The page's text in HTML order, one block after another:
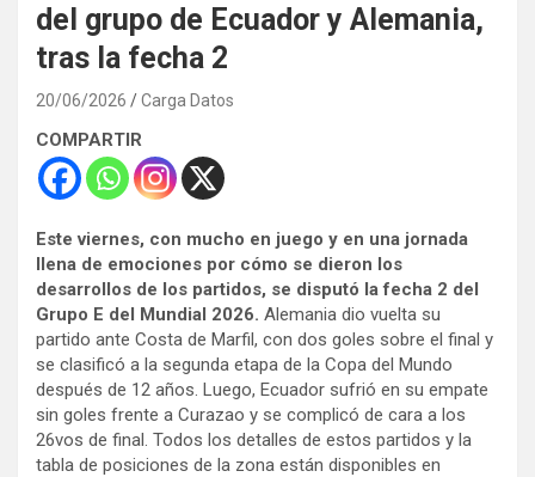
del grupo de Ecuador y Alemania,
tras la fecha 2
20/06/2026 Carga Datos
COMPARTIR
Este viernes, con mucho en juego y en una jornada
llena de emociones por cómo se dieron los
desarrollos de los partidos, se disputó la fecha 2 del
Grupo E del Mundial 2026. Alemania dio vuelta su
partido ante Costa de Marfil, con dos goles sobre el final y
se clasificó a la segunda etapa de la Copa del Mundo
después de 12 años. Luego, Ecuador sufrió en su empate
sin goles frente a Curazao y se complicó de cara a los
26vos de final. Todos los detalles de estos partidos y la
tabla de posiciones de la zona están disponibles en